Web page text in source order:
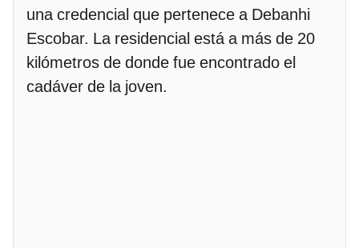
una credencial que pertenece a Debanhi
Escobar. La residencial está a más de 20
kilómetros de donde fue encontrado el
cadáver de la joven.